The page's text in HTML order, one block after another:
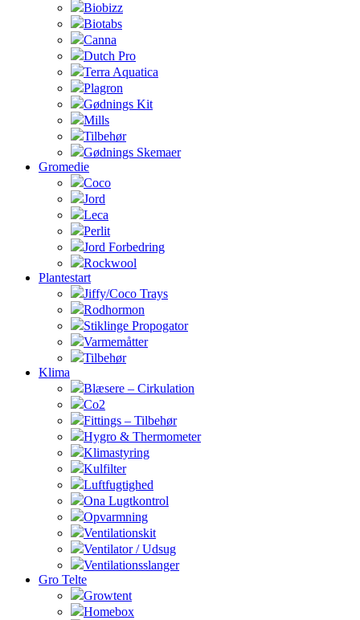
Biobizz
Biotabs
Canna
Dutch Pro
Terra Aquatica
Plagron
Gødnings Kit
Mills
Tilbehør
Gødnings Skemaer
Gromedie
Coco
Jord
Leca
Perlit
Jord Forbedring
Rockwool
Plantestart
Jiffy/Coco Trays
Rodhormon
Stiklinge Propogator
Varmemåtter
Tilbehør
Klima
Blæsere – Cirkulation
Co2
Fittings – Tilbehør
Hygro & Thermometer
Klimastyring
Kulfilter
Luftfugtighed
Ona Lugtkontrol
Opvarmning
Ventilationskit
Ventilator / Udsug
Ventilationsslanger
Gro Telte
Growtent
Homebox